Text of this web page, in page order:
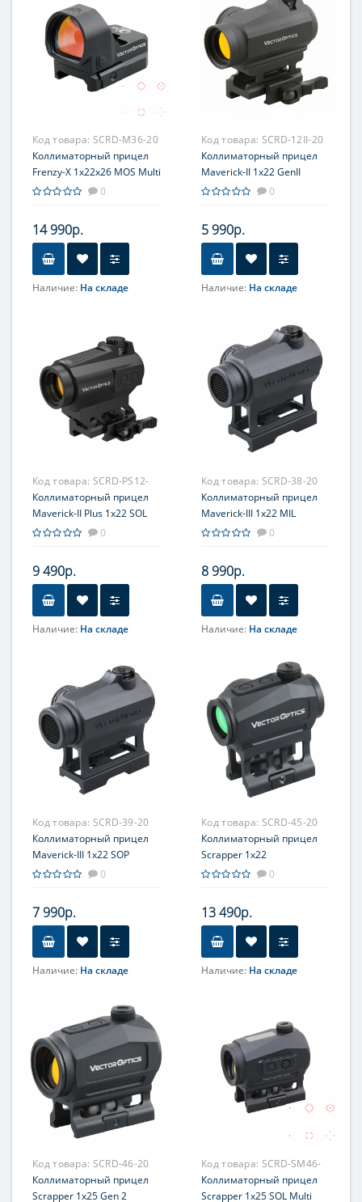
Код товара: SCRD-M36-20
Коллиматорный прицел
Frenzy-X 1x22x26 MOS Multi
Reticles
0
14 990р.
Наличие: На складе
Код товара: SCRD-12II-20
Коллиматорный прицел
Maverick-II 1x22 GenII
0
5 990р.
Наличие: На складе
Код товара: SCRD-PS12-
20
Коллиматорный прицел
Maverick-II Plus 1x22 SOL
0
9 490р.
Наличие: На складе
Код товара: SCRD-38-20
Коллиматорный прицел
Maverick-III 1x22 MIL
0
8 990р.
Наличие: На складе
Код товара: SCRD-39-20
Коллиматорный прицел
Maverick-III 1x22 SOP
0
7 990р.
Наличие: На складе
Код товара: SCRD-45-20
Коллиматорный прицел
Scrapper 1x22
0
13 490р.
Наличие: На складе
Код товара: SCRD-46-20
Коллиматорный прицел
Scrapper 1x25 Gen 2
Код товара: SCRD-SM46-
20
Коллиматорный прицел
Scrapper 1x25 SOL Multi